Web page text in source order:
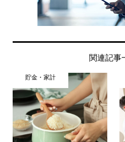
関連記事
貯金・家計